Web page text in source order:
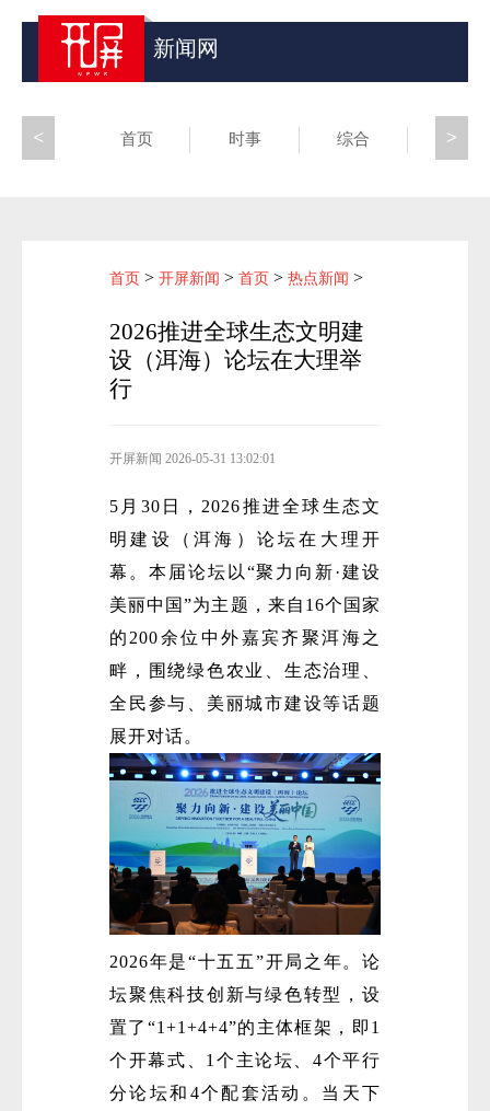
新闻网
首页 时事 综合 昆滇
>
<
首页 > 开屏新闻 > 首页 > 热点新闻 >
2026推进全球生态文明建
设（洱海）论坛在大理举
行
开屏新闻 2026-05-31 13:02:01
5月30日，2026推进全球生态文
明建设（洱海）论坛在大理开
幕。本届论坛以“聚力向新·建设
美丽中国”为主题，来自16个国家
的200余位中外嘉宾齐聚洱海之
畔，围绕绿色农业、生态治理、
全民参与、美丽城市建设等话题
展开对话。
2026年是“十五五”开局之年。论
坛聚焦科技创新与绿色转型，设
置了“1+1+4+4”的主体框架，即1
个开幕式、1个主论坛、4个平行
分论坛和4个配套活动。当天下